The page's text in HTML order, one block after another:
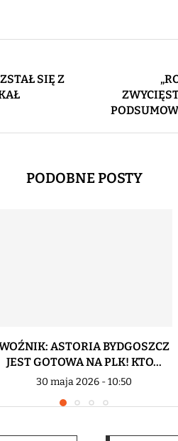
SIĘ Z
PODOBNE POSTY
ASTORIA BYDGOSZCZ
JEST GOTOWA NA PLK! KTO...
30 maja 2026 - 10:50